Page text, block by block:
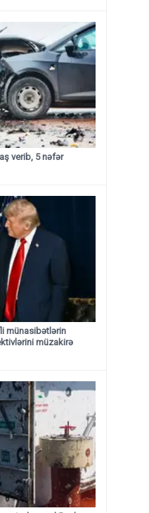
verib, 5 nəfər
münasibətlərin
müzakirə